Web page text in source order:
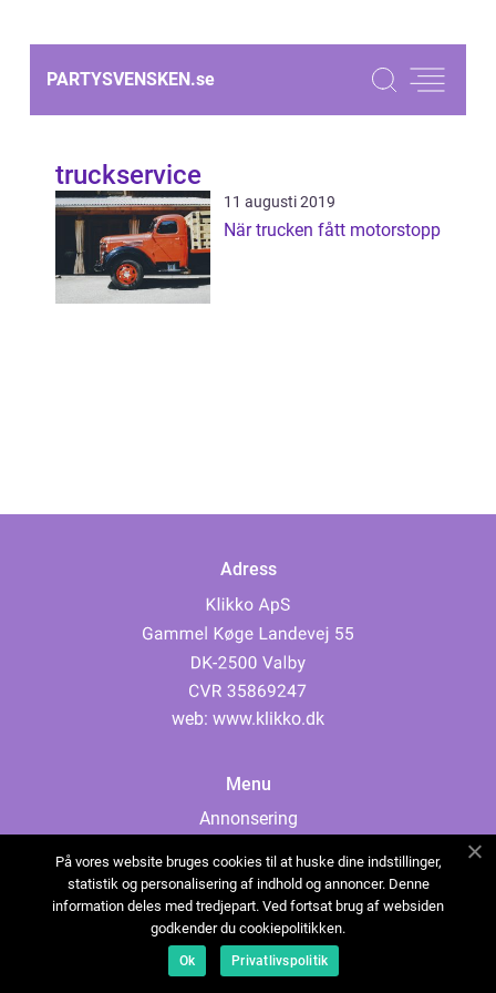
PARTYSVENSKEN.se
truckservice
11 augusti 2019
När trucken fått motorstopp
Adress
web: www.klikko.dk
Menu
Annonsering
Cookies
Kontakta oss
Sitemap
På vores website bruges cookies til at huske dine indstillinger,
statistik og personalisering af indhold og annoncer. Denne
information deles med tredjepart. Ved fortsat brug af websiden
godkender du cookiepolitikken.
Ok Privatlivspolitik